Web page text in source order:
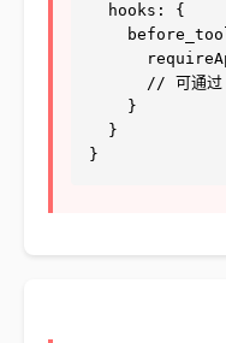
  hooks: {
// 可通
    }
  }
}